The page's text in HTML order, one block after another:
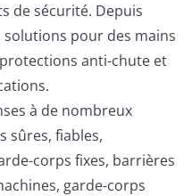
de sécurité. Depuis
solutions pour des mains
anti-chute et
à de nombreux
sûres, fiables,
corps fixes, barrières
garde-corps